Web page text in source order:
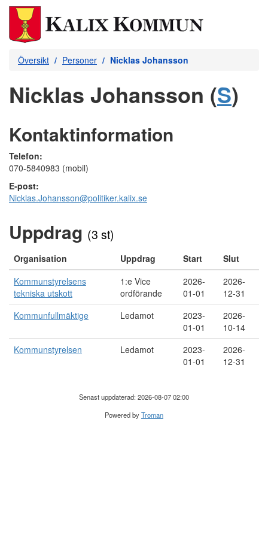
Översikt Personer Nicklas Johansson
Nicklas Johansson (S)
Kontaktinformation
Telefon:
070-5840983 (mobil)
E-post:
Nicklas.Johansson@politiker.kalix.se
Uppdrag (3 st)
Organisation Uppdrag Start
Slut
Kommunstyrelsens
tekniska utskott
1:e Vice
ordförande
2026-
01-01
2026-
12-31
Kommunfullmäktige
Ledamot
2023-
01-01
2026-
10-14
Kommunstyrelsen
Ledamot
2023-
01-01
2026-
12-31
Senast uppdaterad: 2026-08-07 02:00
Powered byTroman